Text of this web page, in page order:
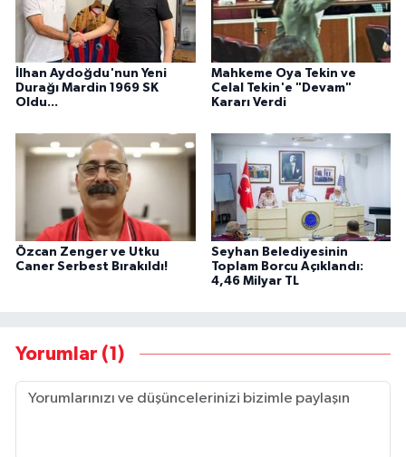
İlhan Aydoğdu'nun Yeni
Durağı Mardin 1969 SK
Oldu...
Mahkeme Oya Tekin ve
Celal Tekin'e "Devam"
Kararı Verdi
Özcan Zenger ve Utku
Caner Serbest Bırakıldı!
Seyhan Belediyesinin
Toplam Borcu Açıklandı:
4,46 Milyar TL
Yorumlar (1)